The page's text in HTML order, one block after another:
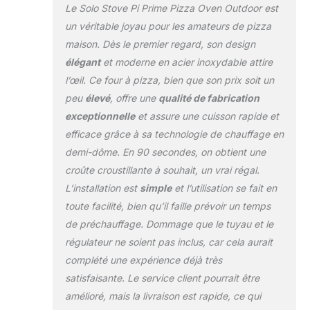
pizzas. Le four à
votre porte d'entrée
vers la perfection
en matière de
pizzas. SIMPLE ET
aux pizzas
surgelées et
bonjour aux délices
faits maison !
Alimenté au
propane, le Pi Prime
se préchauffe en 15
minutes seulement
et produit une pizza
bien chaude en 90
secondes
seulement. Sa
commande de
température
Le Solo Stove Pi Prime Pizza Oven Outdoor est
un véritable joyau pour les amateurs de pizza
maison. Dès le premier regard, son design
élégantet moderne en acier inoxydable attire
l’œil. Ce four à pizza, bien que son prix soit un
peu élevé, offre une qualité de fabrication
exceptionnelleet assure une cuisson rapide et
efficace grâce à sa technologie de chauffage en
demi-dôme. En 90 secondes, on obtient une
croûte croustillante à souhait, un vrai régal.
L’installation est simpleet l’utilisation se fait en
toute facilité, bien qu’il faille prévoir un temps
de préchauffage. Dommage que le tuyau et le
régulateur ne soient pas inclus, car cela aurait
complété une expérience déjà très
satisfaisante. Le service client pourrait être
amélioré, mais la livraison est rapide, ce qui